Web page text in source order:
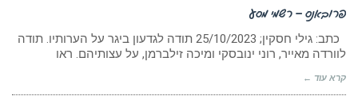
פרובאנס – רשמי מסע
כתב: גילי חסקין; ‏25/10/2023 תודה לגדעון ביגר על הערותיו. תודה
לוורדה מאייר, רוני ינובסקי ומיכה זילברמן, על עצותיהם. ראו
קרא עוד ←